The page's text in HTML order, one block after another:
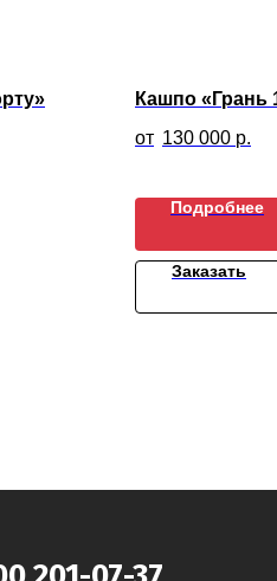
Кашпо «Грань
130 000 р.
Подробнее
Заказать